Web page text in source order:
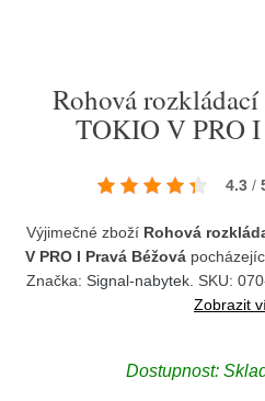
Rohová rozkládací
TOKIO V PRO I
4.3 /
Výjimečné zboží Rohová
V PRO I Pravá Béžová
Značka: Signal-nabytek. SKU:
Zobrazit
Dostupnost: